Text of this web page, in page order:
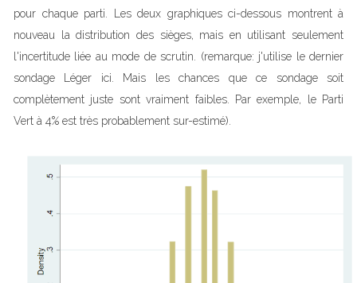
pour chaque parti. Les deux graphiques ci-dessous montrent à
nouveau la distribution des sièges, mais en utilisant seulement
l'incertitude liée au mode de scrutin. (remarque: j'utilise le dernier
sondage Léger ici. Mais les chances que ce sondage soit
complètement juste sont vraiment faibles. Par exemple, le Parti
Vert à 4% est très probablement sur-estimé).